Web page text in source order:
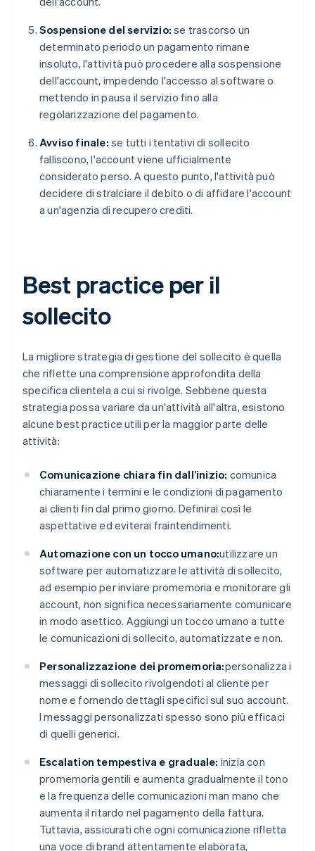
Sospensione del servizio: se trascorso un
determinato periodo un pagamento rimane
insoluto, l'attività può procedere alla sospensione
dell'account, impedendo l'accesso al software o
mettendo in pausa il servizio fino alla
regolarizzazione del pagamento.
Avviso finale: se tutti i tentativi di sollecito
falliscono, l'account viene ufficialmente
considerato perso. A questo punto, l'attività può
decidere di stralciare il debito o di affidare l'account
a un'agenzia di recupero crediti.
Best practice per il
sollecito
La migliore strategia di gestione del sollecito è quella
che riflette una comprensione approfondita della
specifica clientela a cui si rivolge. Sebbene questa
strategia possa variare da un'attività all'altra, esistono
alcune best practice utili per la maggior parte delle
attività:
Comunicazione chiara fin dall’inizio: comunica
chiaramente i termini e le condizioni di pagamento
ai clienti fin dal primo giorno. Definirai così le
aspettative ed eviterai fraintendimenti.
Automazione con un tocco umano:utilizzare un
software per automatizzare le attività di sollecito,
ad esempio per inviare promemoria e monitorare gli
account, non significa necessariamente comunicare
in modo asettico. Aggiungi un tocco umano a tutte
le comunicazioni di sollecito, automatizzate e non.
Personalizzazione dei promemoria:personalizza i
messaggi di sollecito rivolgendoti al cliente per
nome e fornendo dettagli specifici sul suo account.
I messaggi personalizzati spesso sono più efficaci
di quelli generici.
Escalation tempestiva e graduale: inizia con
promemoria gentili e aumenta gradualmente il tono
e la frequenza delle comunicazioni man mano che
aumenta il ritardo nel pagamento della fattura.
Tuttavia, assicurati che ogni comunicazione rifletta
una voce di brand attentamente elaborata,